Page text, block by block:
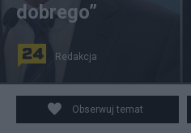
By Mateusz Włodarczyk -
work, CC BY-SA 4.0 / Twitter
dobrego”
Redakcja
Obserwuj temat